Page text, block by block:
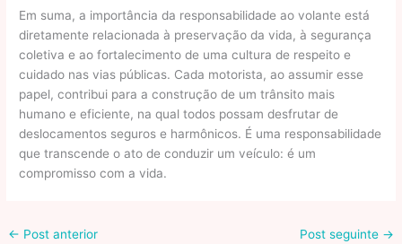
Em suma, a importância da responsabilidade ao volante está
diretamente relacionada à preservação da vida, à segurança
coletiva e ao fortalecimento de uma cultura de respeito e
cuidado nas vias públicas. Cada motorista, ao assumir esse
papel, contribui para a construção de um trânsito mais
humano e eficiente, na qual todos possam desfrutar de
deslocamentos seguros e harmônicos. É uma responsabilidade
que transcende o ato de conduzir um veículo: é um
compromisso com a vida.
← Post anterior Post seguinte →